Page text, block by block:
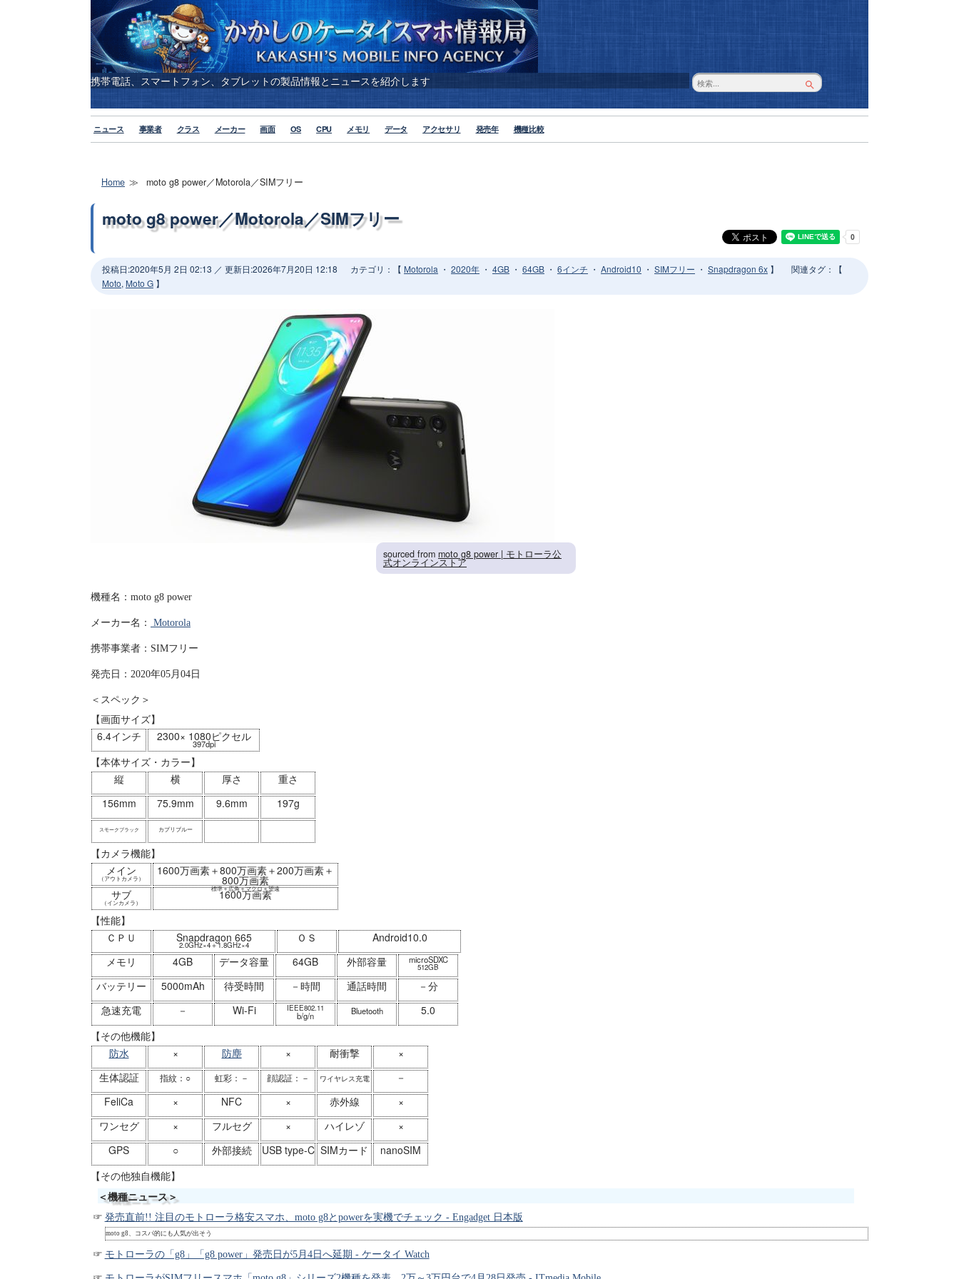
携帯電話、スマートフォン、タブレットの製品情報とニュースを紹介します
ニュース 事業者 クラス メーカー 画面 OS CPU メモリ データ アクセサリ 発売年 機種比較
Home moto g8 power／Motorola／SIMフリー
moto g8 power／Motorola／SIMフリー
投稿日:2020年5月 2日 02:13 ／ 更新日:2026年7月20日 12:18 カテゴリ：【 Motorola ・ 2020年 ・ 4GB ・ 64GB ・ 6インチ ・ Android10 ・ SIMフリー ・ Snapdragon 6x 】 関連タグ ：【
Moto, Moto G 】
sourced from moto g8 power | モトローラ公
式オンラインストア
機種名：moto g8 power
メーカー名： Motorola
携帯事業者：SIMフリー
発売日：2020年05月04日
＜スペック＞
【画面サイズ】
6.4インチ
2300× 1080ピクセル
397dpi
【本体サイズ・カラー】
縦
横 厚さ
重さ
156mm
75.9mm 9.6mm 197g
スモークブラック カプリブルー
【カメラ機能】
メイン
（アウトカメラ）
1600万画素＋800万画素＋200万画素＋
800万画素
標準＋広角＋マクロ＋望遠
サブ
（インカメラ）
1600万画素
【性能】
ＣＰＵ
Snapdragon 665
2.0GHz×4＋1.8GHz×4
ＯＳ
Android10.0
メモリ
4GB データ容量 64GB 外部容量 microSDXC
512GB
バッテリー 5000mAh 待受時間 －時間 通話時間
－分
急速充電
－ Wi-Fi IEEE802.11
b/g/n Bluetooth
5.0
【その他機能】
防水
× 防塵 × 耐衝撃
×
生体認証
指紋：○ 虹彩：－ 顔認証：－ ワイヤレス充電
－
FeliCa
× NFC × 赤外線
×
ワンセグ
× フルセグ × ハイレゾ
×
GPS
○ 外部接続 USB type-C SIMカード
nanoSIM
【その他独自機能】
＜機種ニュース＞
発売直前!! 注目のモトローラ格安スマホ、moto g8とpowerを実機でチェック - Engadget 日本版
moto g8、コスパ的にも人気が出そう
モトローラの「g8」「g8 power」発売日が5月4日へ延期 - ケータイ Watch